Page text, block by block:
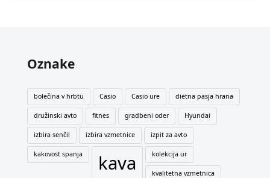
Oznake
bolečina v hrbtu Casio Casio ure dietna pasja hrana
družinski avto fitnes gradbeni oder Hyundai
izbira senčil izbira vzmetnice izpit za avto
kakovost spanja kava kolekcija ur
kvalitetna vzmetnica